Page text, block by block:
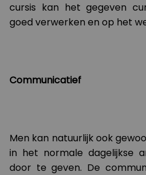
cursis kan het gegeven
goed verwerken en op het
Communicatief
Men kan natuurlijk ook
in het normale dagelijkse
door te geven. De